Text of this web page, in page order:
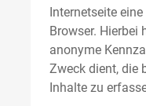
Internetseite
Browser. Hierbei
anonyme
Zweck dient, die
Inhalte zu